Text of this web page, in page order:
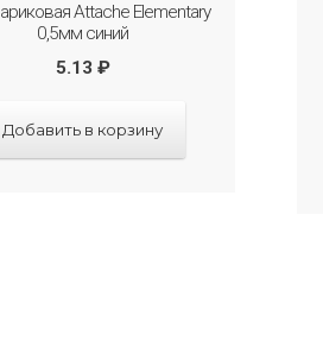
Attache Elementary
0,5мм синий
5.13 ₽
Добавить в корзину